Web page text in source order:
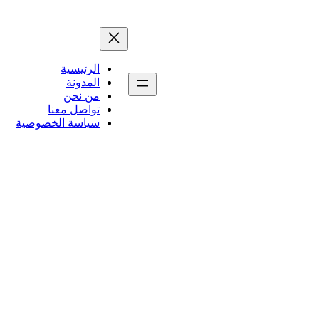
الرئيسية
المدونة
من نحن
تواصل معنا
سياسة الخصوصية